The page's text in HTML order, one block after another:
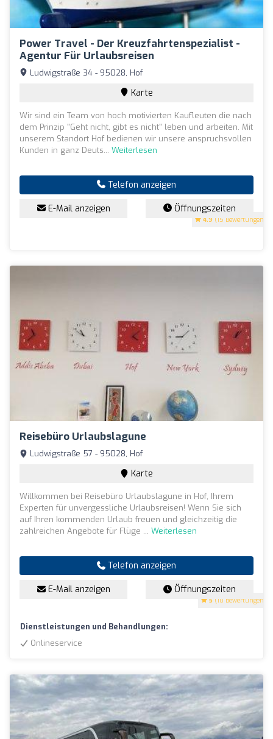
Power Travel - Der Kreuzfahrtenspezialist -
Agentur Für Urlaubsreisen
4.9 (15 Bewertungen)
Ludwigstraße 34 - 95028, Hof
Karte
Wir sind ein Team von hoch motivierten Kaufleuten die nach
dem Prinzip "Geht nicht, gibt es nicht" leben und arbeiten. Mit
unserem Standort Hof bedienen wir unsere anspruchsvollen
Kunden in ganz Deuts... Weiterlesen
Telefon anzeigen
E-Mail anzeigen Öffnungszeiten
Reisebüro Urlaubslagune
5 (10 Bewertungen)
Ludwigstraße 57 - 95028, Hof
Karte
Willkommen bei Reisebüro Urlaubslagune in Hof, Ihrem
Experten für unvergessliche Urlaubsreisen! Wenn Sie sich
auf Ihren kommenden Urlaub freuen und gleichzeitig die
zahlreichen Angebote für Flüge ... Weiterlesen
Telefon anzeigen
E-Mail anzeigen Öffnungszeiten
Dienstleistungen und Behandlungen:
Onlineservice